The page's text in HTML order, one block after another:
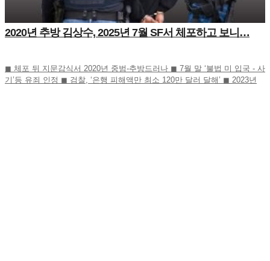
2020년 추방 김상수, 2025년 7월 SF서 체포하고 보니…
◼ 체포 뒤 지문감식서 2020년 중범-추방드러나 ◼ 7월 말 ‘불법 미 입국 - 사
기’등 유죄 인정 ◼ 검찰, ‘은행 피해액만 최소 120만 달러 달해’ ◼ 2023년